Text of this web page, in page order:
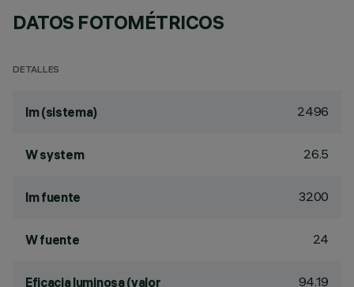
DATOS FOTOMÉTRICOS
DETALLES
lm (sistema) 2496
W system 26.5
lm fuente 3200
W fuente 24
Eficacia luminosa (valor
94.19